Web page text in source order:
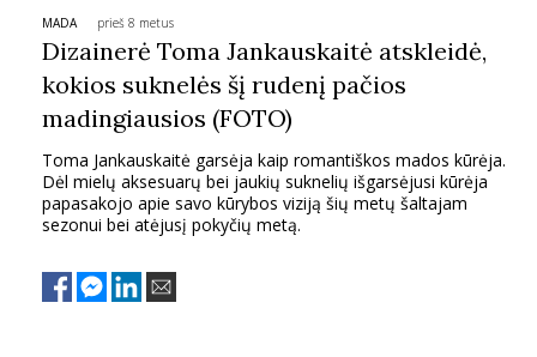
PSICHOLOGIJA
HOROSKOPAI
ASTROLOGIJA
POLITIKA
KULTŪRA
MADA prieš 8 metus
Dizainerė Toma Jankauskaitė atskleidė,
kokios suknelės šį rudenį pačios
madingiausios (FOTO)
Toma Jankauskaitė garsėja kaip romantiškos mados kūrėja.
Dėl mielų aksesuarų bei jaukių suknelių išgarsėjusi kūrėja
papasakojo apie savo kūrybos viziją šių metų šaltajam
sezonui bei atėjusį pokyčių metą.